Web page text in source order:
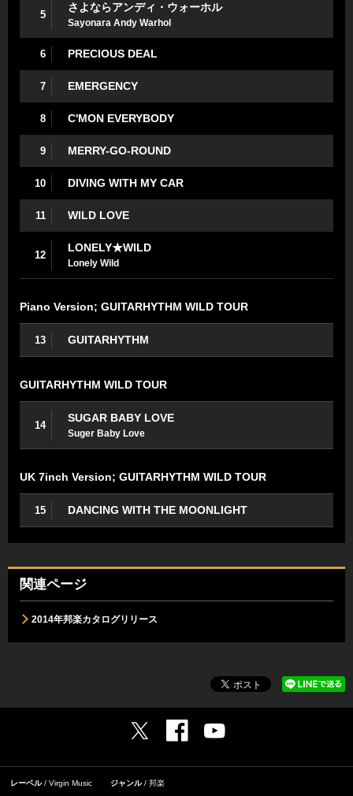
5
さよならアンディ・ウォーホル
Sayonara Andy Warhol
6 PRECIOUS DEAL
7 EMERGENCY
8 C'MON EVERYBODY
9 MERRY-GO-ROUND
10 DIVING WITH MY CAR
11 WILD LOVE
12
LONELY★WILD
Lonely Wild
Piano Version; GUITARHYTHM WILD TOUR
13 GUITARHYTHM
GUITARHYTHM WILD TOUR
14
SUGAR BABY LOVE
Suger Baby Love
UK 7inch Version; GUITARHYTHM WILD TOUR
15 DANCING WITH THE MOONLIGHT
関連ページ
2014年邦楽カタログリリース
レーベル Virgin Music ジャンル 邦楽